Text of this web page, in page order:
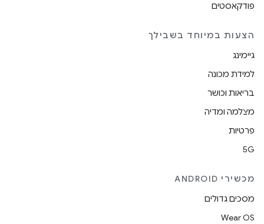
פודקאסטים
הצעות במיוחד בשבילך
גיימינג
למידת מכונה
בריאות וכושר
מצלמה ומדיה
פרטיות
5G
מכשירי ANDROID
מסכים גדולים
Wear OS